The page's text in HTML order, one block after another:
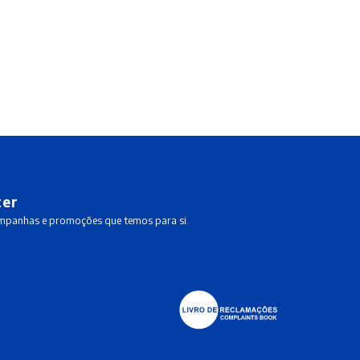
e promoções que temos para si.